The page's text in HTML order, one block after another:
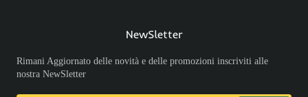
NewSletter
Rimani Aggiornato delle novità e delle promozioni inscriviti alle
nostra NewSletter